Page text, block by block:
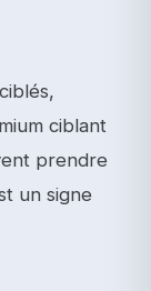
ciblant
prendre
un signe